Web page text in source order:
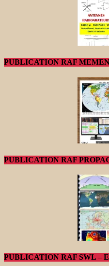
PUBLICATION RAF
PUBLICATION RAF
PUBLICATION RAF SWL –